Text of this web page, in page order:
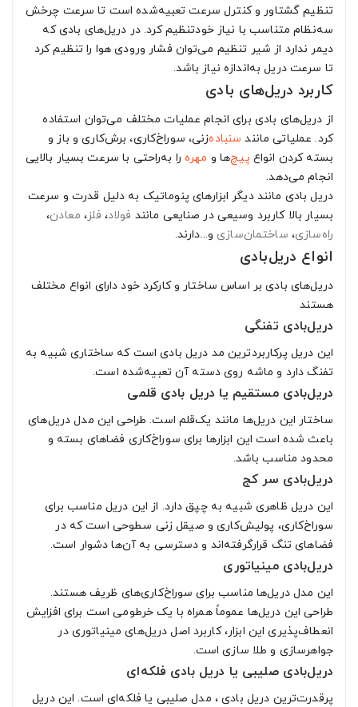
تنظیم گشتاور و کنترل سرعت تعبیه‌شده است تا سرعت چرخش
سه‌نظام متناسب با نیاز خودتنظیم کرد. در دریل‌های بادی که
دیمر ندارد از شیر تنظیم می‌توان فشار ورودی هوا را تنظیم کرد
تا سرعت دریل به‌اندازه نیاز باشد.
کاربرد دریل‌های بادی
از دریل‌های بادی برای انجام عملیات مختلف می‌توان استفاده
کرد. عملیاتی مانند سنباده‌زنی، سوراخ‌کاری، برش‌کاری و باز و
بسته کردن انواع پیچ‌ها و مهرهرا به‌راحتی با سرعت بسیار بالایی
انجام می‌دهد.
دریل بادی مانند دیگر ابزارهای پنوماتیک به دلیل قدرت و سرعت
بسیار بالا کاربرد وسیعی در صنایعی مانند فولاد، فلز، معادن،
راه‌سازی، ساختمان‌سازی و...دارند.
انواع دریل‌بادی
دریل‌های بادی بر اساس ساختار و کارکرد خود دارای انواع مختلف
هستند
دریل‌بادی تفنگی
این دریل پرکاربردترین مد دریل بادی است که ساختاری شبیه به
تفنگ دارد و ماشه روی دسته آن تعبیه‌شده است.
دریل‌بادی مستقیم یا دریل بادی قلمی
ساختار این دریل‌ها مانند یک‌قلم است. طراحی این مدل دریل‌های
باعث شده است این ابزارها برای سوراخ‌کاری فضاهای بسته و
محدود مناسب باشد.
دریل‌بادی سر کج
این دریل ظاهری شبیه به چپق دارد. از این دریل مناسب برای
سوراخ‌کاری، پولیش‌کاری و صیقل زنی سطوحی است که در
فضاهای تنگ قرارگرفته‌اند و دسترسی به آن‌ها دشوار است.
دریل‌بادی مینیاتوری
این مدل دریل‌ها مناسب برای سوراخ‌کاری‌های ظریف هستند.
طراحی این دریل‌ها عموماً همراه با یک خرطومی است برای افزایش
انعطاف‌پذیری این ابزار، کاربرد اصل دریل‌های مینیاتوری در
جواهرسازی و طلا سازی است.
دریل‌بادی صلیبی یا دریل بادی فلکه‌ای
پرقدرت‌ترین دریل بادی ، مدل صلیبی یا فلکه‌ای است. این دریل